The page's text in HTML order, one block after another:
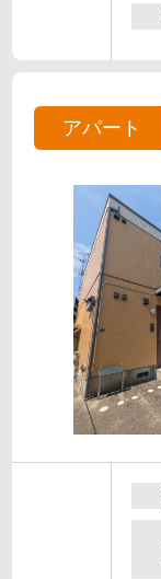
アパート